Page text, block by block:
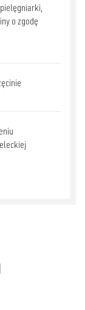
o zgodę